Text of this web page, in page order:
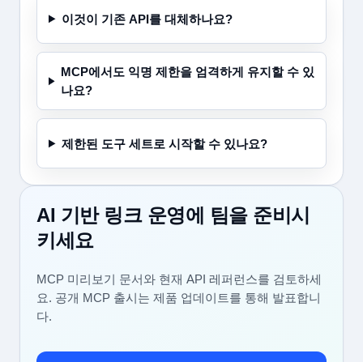
이것이 기존 API를 대체하나요?
MCP에서도 익명 제한을 엄격하게 유지할 수 있
나요?
제한된 도구 세트로 시작할 수 있나요?
AI 기반 링크 운영에 팀을 준비시
키세요
MCP 미리보기 문서와 현재 API 레퍼런스를 검토하세
요. 공개 MCP 출시는 제품 업데이트를 통해 발표합니
다.